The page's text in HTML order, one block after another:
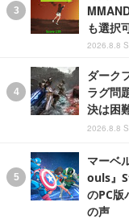
も選択
2026.8.8
ダーク
ラグ問
決は困
2026.8.8
マーベ
ouls』
のPC版
の声